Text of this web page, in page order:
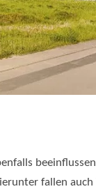
fallen auch